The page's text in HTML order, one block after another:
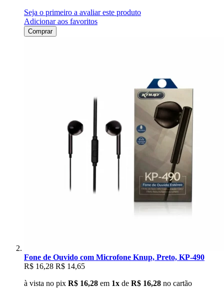
Seja o primeiro a avaliar este produto
Adicionar aos favoritos
Comprar
Fone de Ouvido com Microfone Knup, Preto, KP-490
R$ 16,28 R$ 14,65
à vista no pix R$ 16,28 em 1x de R$ 16,28 no cartão